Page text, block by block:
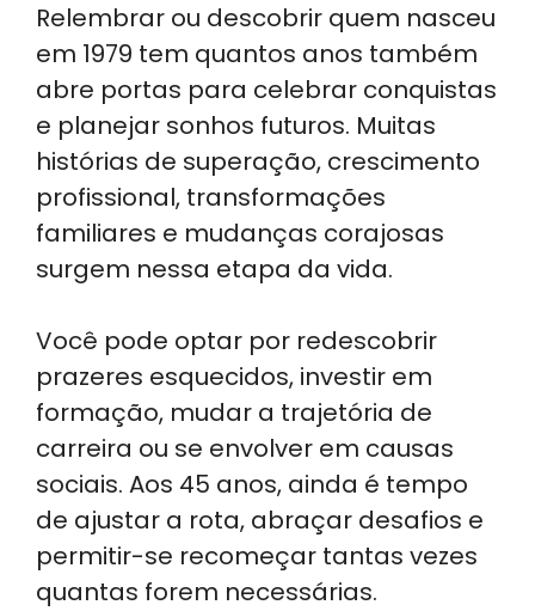
Relembrar ou descobrir quem nasceu
em 1979 tem quantos anos também
abre portas para celebrar conquistas
e planejar sonhos futuros. Muitas
histórias de superação, crescimento
profissional, transformações
familiares e mudanças corajosas
surgem nessa etapa da vida.
Você pode optar por redescobrir
prazeres esquecidos, investir em
formação, mudar a trajetória de
carreira ou se envolver em causas
sociais. Aos 45 anos, ainda é tempo
de ajustar a rota, abraçar desafios e
permitir-se recomeçar tantas vezes
quantas forem necessárias.